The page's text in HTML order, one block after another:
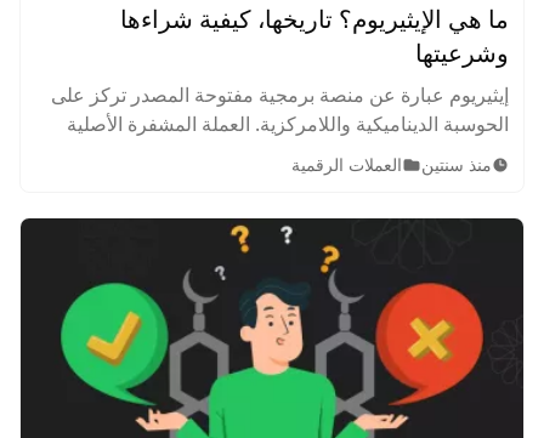
ما هي الإيثيريوم؟ تاريخها، كيفية شراءها
وشرعيتها
إيثيريوم عبارة عن منصة برمجية مفتوحة المصدر تركز على
الحوسبة الديناميكية واللامركزية. العملة المشفرة الأصلية
التي تستخدم هذا النظام تسمى الإيثيريوم.
منذ سنتين العملات الرقمية